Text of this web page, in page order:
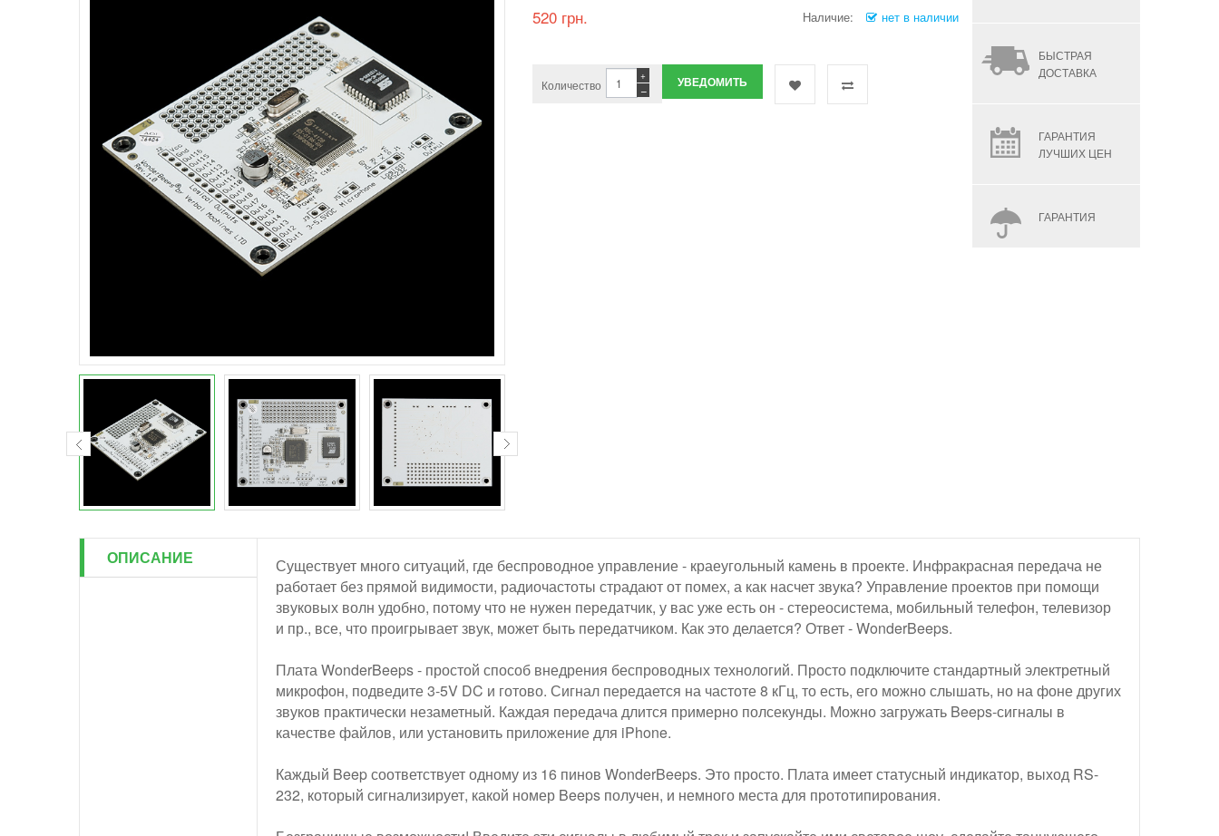
520 грн. Наличие: нет в наличии
Количество −
+ УВЕДОМИТЬ
БЫСТРАЯ
ДОСТАВКА
ГАРАНТИЯ
ЛУЧШИХ ЦЕН
ГАРАНТИЯ
ОПИСАНИЕ
Существует много ситуаций, где беспроводное управление - краеугольный камень в проекте. Инфракрасная передача не
работает без прямой видимости, радиочастоты страдают от помех, а как насчет звука? Управление проектов при помощи
звуковых волн удобно, потому что не нужен передатчик, у вас уже есть он - стереосистема, мобильный телефон, телевизор
и пр., все, что проигрывает звук, может быть передатчиком. Как это делается? Ответ - WonderBeeps.
Плата WonderBeeps - простой способ внедрения беспроводных технологий. Просто подключите стандартный электретный
микрофон, подведите 3-5V DC и готово. Сигнал передается на частоте 8 кГц, то есть, его можно слышать, но на фоне других
звуков практически незаметный. Каждая передача длится примерно полсекунды. Можно загружать Beeps-сигналы в
качестве файлов, или установить приложение для iPhone.
Каждый Beep соответствует одному из 16 пинов WonderBeeps. Это просто. Плата имеет статусный индикатор, выход RS-
232, который сигнализирует, какой номер Beeps получен, и немного места для прототипирования.